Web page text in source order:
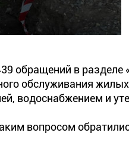
обращений в разделе
обслуживания
водоснабжением и
вопросом